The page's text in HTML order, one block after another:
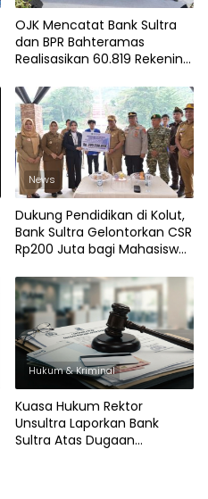
OJK Mencatat Bank Sultra
dan BPR Bahteramas
Realisasikan 60.819 Rekening
News
Dukung Pendidikan di Kolut,
Bank Sultra Gelontorkan CSR
Rp200 Juta bagi Mahasiswa
Hukum & Kriminal
Kuasa Hukum Rektor
Unsultra Laporkan Bank
Sultra Atas Dugaan